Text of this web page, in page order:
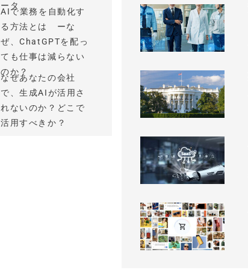
ータ
AIで業務を自動化す
る方法とは ーな
ぜ、ChatGPTを配っ
ても仕事は減らない
のか？
なぜあなたの会社
で、生成AIが活用さ
れないのか？どこで
活用すべきか？